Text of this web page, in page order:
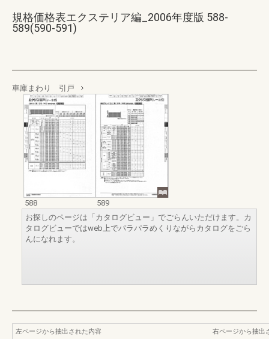
規格価格表エクステリア編_2006年度版 588-
589(590-591)
車庫まわり 引戸
588
589
お探しのページは「カタログビュー」でごらんいただけます。カ
タログビューではweb上でパラパラめくりながらカタログをごら
んになれます。
左ページから抽出された内容
右ページから抽出